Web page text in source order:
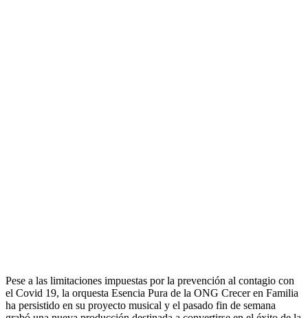
Pese a las limitaciones impuestas por la prevención al contagio con
el Covid 19, la orquesta Esencia Pura de la ONG Crecer en Familia
ha persistido en su proyecto musical y el pasado fin de semana